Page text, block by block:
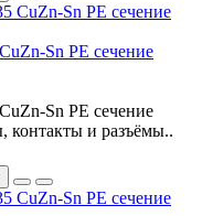
Sn PE сечение
Sn PE сечение
контакты и разъёмы..